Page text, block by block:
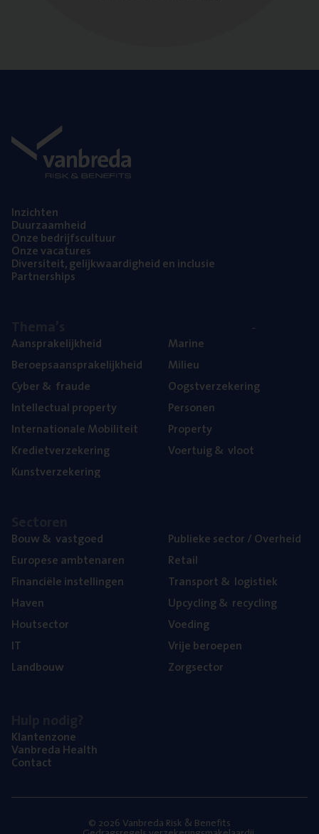
Inzich­ten
Duur­zaam­heid
Onze bedrijfs­cul­tuur
Onze vaca­tu­res
Diver­si­teit, gelijk­waar­dig­heid en inclusie
Part­ner­ships
Aan­spra­ke­lijk­heid
Beroeps­aan­spra­ke­lijk­heid
Cyber& fraude
Intel­lec­tu­al property
Inter­na­ti­o­na­le Mobiliteit
Kre­diet­ver­ze­ke­ring
Kunst­ver­ze­ke­ring
Mari­ne
Mili­eu
Oogst­ver­ze­ke­ring
Per­so­nen
Pro­per­ty
Voer­tuig& vloot
Bouw& vastgoed
Euro­pe­se ambtenaren
Finan­ci­ë­le instellingen
Haven
Hout­sec­tor
IT
Land­bouw
Publie­ke sec­tor / Overheid
Retail
Trans­port& logistiek
Upcy­cling& recycling
Voe­ding
Vrije beroe­pen
Zorg­sec­tor
Klan­ten­zo­ne
Van­b­re­da Health
Con­tact
© 2026 Vanbreda Risk & Benefits